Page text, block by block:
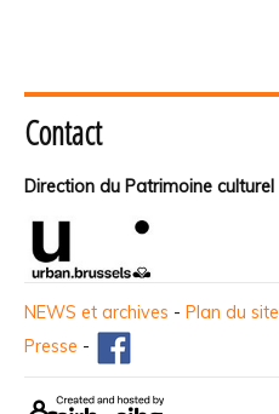
Contact
Direction du Patrimoine culturel
NEWS et archives - Plan du site
Presse -